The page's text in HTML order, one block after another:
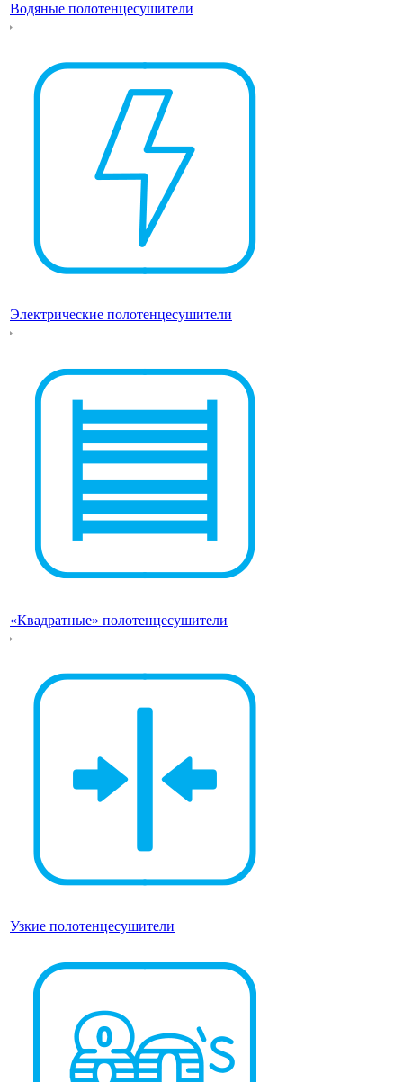
Водяные полотенцесушители
Электрические полотенцесушители
«Квадратные» полотенцесушители
Узкие полотенцесушители